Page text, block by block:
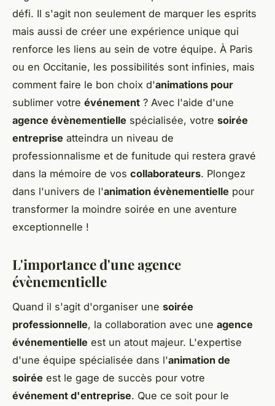
défi. Il s'agit non seulement de marquer les esprits
mais aussi de créer une expérience unique qui
renforce les liens au sein de votre équipe. À Paris
ou en Occitanie, les possibilités sont infinies, mais
comment faire le bon choix d'animations pour
sublimer votre événement ? Avec l'aide d'une
agence évènementielle spécialisée, votre soirée
entreprise atteindra un niveau de
professionnalisme et de funitude qui restera gravé
dans la mémoire de vos collaborateurs. Plongez
dans l'univers de l'animation évènementielle pour
transformer la moindre soirée en une aventure
exceptionnelle !
L'importance d'une agence
évènementielle
Quand il s'agit d'organiser une soirée
professionnelle, la collaboration avec une agence
événementielle est un atout majeur. L'expertise
d'une équipe spécialisée dans l'animation de
soirée est le gage de succès pour votre
événement d'entreprise. Que ce soit pour le